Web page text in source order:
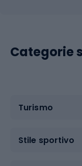
Categorie
Turismo
Stile sportivo